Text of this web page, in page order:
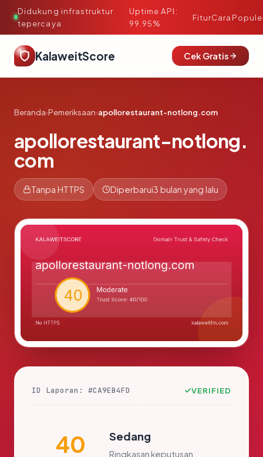
Didukung infrastruktur
tepercaya
·
Uptime API:
99.95%
FiturCara
KalaweitScore Cek Gratis
Beranda›Pemeriksaan›apollorestaurant-notlong.com
apollorestaurant-notlong.
com
Tanpa HTTPS Diperbarui3 bulan yang lalu
ID Laporan: #CA9EB4FD VERIFIED
40 Sedang
Ringkasan keputusan